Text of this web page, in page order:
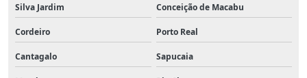
Silva Jardim Conceição de Macabu
Cordeiro Porto Real
Cantagalo Sapucaia